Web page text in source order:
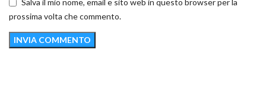
Salva il mio nome, email e sito web in questo browser per la
prossima volta che commento.